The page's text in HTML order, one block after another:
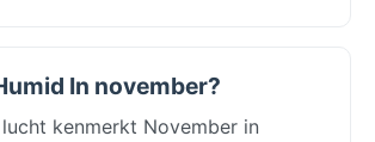
In november?
kenmerkt November in